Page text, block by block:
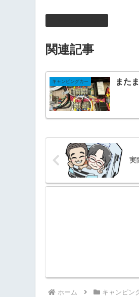
関連記事
キャンピングカー また
実
ホーム キャンピン